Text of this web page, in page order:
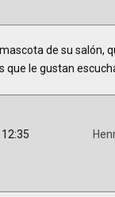
de su salón,
que le gustan